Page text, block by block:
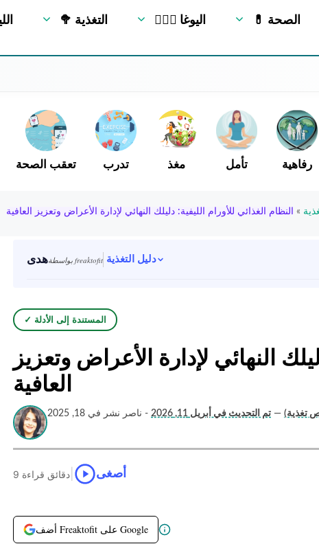
🏋 🥦 التغذية 🧘🏻‍♂️ اليوغا 💊 الصحة
تعقب الصحة تدرب مغذ تأمل رفاهية
» النظام الغذائي للأورام الليفية: دليلك النهائي لإدارة الأعراض وتعزيز العافية
هدى بواسطة freaktofit دليل التغذية
✓ المستندة إلى الأدلة
النهائي لإدارة الأعراض وتعزيز
العافية
تغذية) — تم التحديث في أبريل 11, 2026 - ناصر نشر في 18, 2025
9 دقائق قراءة أصغى
أضف Freaktofit على Google